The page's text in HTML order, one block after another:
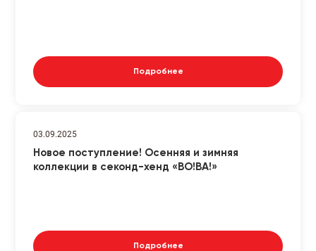
Подробнее
03.09.2025
Новое поступление! Осенняя и зимняя
коллекции в секонд-хенд «ВО!ВА!»
Подробнее